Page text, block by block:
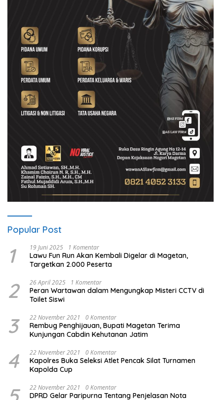
Popular Post
1 19 Juni 2025 1 Komentar
Lawu Fun Run Akan Kembali Digelar di Magetan,
Targetkan 2.000 Peserta
2 26 April 2025 1 Komentar
Peran Wartawan dalam Mengungkap Misteri CCTV di
Toilet Siswi
3 22 November 2021 0 Komentar
Rembug Penghijauan, Bupati Magetan Terima
Kunjungan Cabdin Kehutanan Jatim
4 22 November 2021 0 Komentar
Kapolres Buka Seleksi Atlet Pencak Silat Turnamen
Kapolda Cup
22 November 2021 0 Komentar
DPRD Gelar Paripurna Tentang Penjelasan Nota